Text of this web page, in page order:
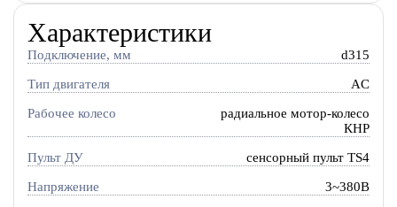
Характеристики
Подключение, мм d315
Тип двигателя AC
Рабочее колесо
радиальное мотор-колесо
КНР
Пульт ДУ сенсорный пульт TS4
Напряжение 3~380В